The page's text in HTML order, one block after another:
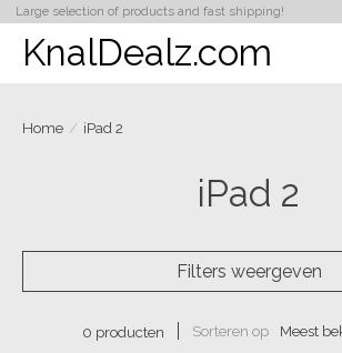
Large selection of products and fast shipping!
KnalDealz.com
Home / iPad 2
iPad 2
Filters weergeven
0 producten Sorteren op Meest